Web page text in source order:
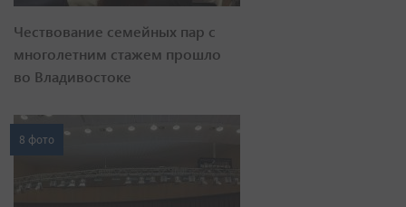
Чествование семейных пар с
многолетним стажем прошло
во Владивостоке
8 фото